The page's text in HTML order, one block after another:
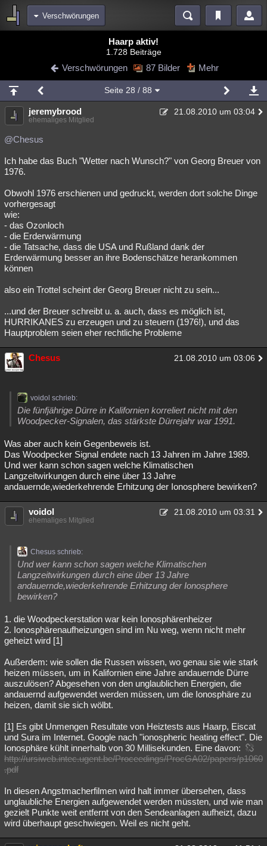
Verschwörungen
Blogs Videos
Chat Wiki Neuigkeiten
meine Rubriken
Menschen Wissenschaft Mystery Kriminalfälle
Spiritualität
Natur Umfragen Unterhaltung
Philosophie Träume Orte Esoterik Literatur
Astronomie
Musik Clash Verbesserungen Allmystery
Übersichten
Haarp aktiv!
1.728 Beiträge
Verschwörungen 87 Bilder Mehr
Seite 28 / 88
jeremybrood 21.08.2010 um 03:04
ehemaliges Mitglied
@Chesus
Ich habe das Buch "Wetter nach Wunsch?" von Georg Breuer von
1976.
Obwohl 1976 erschienen und gedruckt, werden dort solche Dinge
vorhergesagt
wie:
- das Ozonloch
- die Erderwärmung
- die Tatsache, dass die USA und Rußland dank der
Erderwärmung besser an ihre Bodenschätze herankommen
können
also ein Trottel scheint der Georg Breuer nicht zu sein...
...und der Breuer schreibt u. a. auch, dass es möglich ist,
HURRIKANES zu erzeugen und zu steuern (1976!), und das
Hauptproblem seien eher rechtliche Probleme
Chesus 21.08.2010 um 03:06
voidol schrieb:
Die fünfjährige Dürre in Kalifornien korreliert nicht mit den
Woodpecker-Signalen, das stärkste Dürrejahr war 1991.
Was aber auch kein Gegenbeweis ist.
Das Woodpecker Signal endete nach 13 Jahren im Jahre 1989.
Und wer kann schon sagen welche Klimatischen
Langzeitwirkungen durch eine über 13 Jahre
andauernde,wiederkehrende Erhitzung der Ionosphere bewirken?
voidol 21.08.2010 um 03:31
ehemaliges Mitglied
Chesus schrieb:
Und wer kann schon sagen welche Klimatischen
Langzeitwirkungen durch eine über 13 Jahre
andauernde,wiederkehrende Erhitzung der Ionosphere
bewirken?
1. die Woodpeckerstation war kein Ionosphärenheizer
2. Ionosphärenaufheizungen sind im Nu weg, wenn nicht mehr
geheizt wird [1]
Außerdem: wie sollen die Russen wissen, wo genau sie wie stark
heizen müssen, um in Kalifornien eine Jahre andauernde Dürre
auszulösen? Abgesehen von den unglaublichen Energien, die
andauernd aufgewendet werden müssen, um die Ionosphäre zu
heizen, damit sie sich wölbt.
[1] Es gibt Unmengen Resultate von Heiztests aus Haarp, Eiscat
und Sura im Internet. Google nach "ionospheric heating effect". Die
Ionosphäre kühlt innerhalb von 30 Millisekunden. Eine davon:
http://ursiweb.intec.ugent.be/Proceedings/ProcGA02/papers/p1060
.pdf
In diesen Angstmacherfilmen wird halt immer übersehen, dass
unglaubliche Energien aufgewendet werden müssten, und wie man
gezielt Punkte weit entfernt von den Sendeanlagen aufheizt, dazu
wird überhaupt geschwiegen. Weil es nicht geht.